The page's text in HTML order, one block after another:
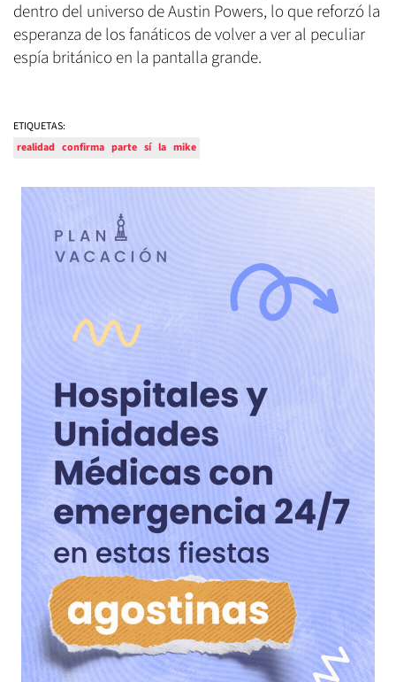
dentro del universo de Austin Powers, lo que reforzó la
esperanza de los fanáticos de volver a ver al peculiar
espía británico en la pantalla grande.
ETIQUETAS:
realidad confirma parte sí la mike